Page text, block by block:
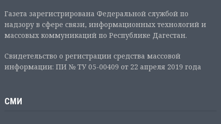
Газета зарегистрирована Федеральной службой по
надзору в сфере связи, информационных технологий и
массовых коммуникаций по Республике Дагестан.
Свидетельство о регистрации средства массовой
информации: ПИ № ТУ 05-00409 от 22 апреля 2019 года
СМИ